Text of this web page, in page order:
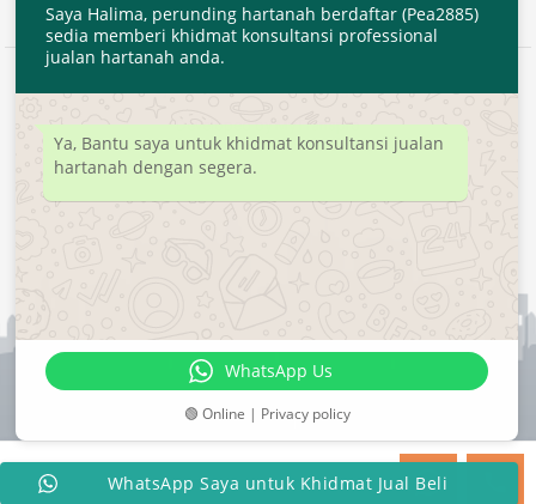
Developed byMyTranspro
Saya Halima, perunding hartanah berdaftar (Pea2885)
sedia memberi khidmat konsultansi professional
jualan hartanah anda.
Ya, Bantu saya untuk khidmat konsultansi jualan
hartanah dengan segera.
WhatsApp Us
🟢 Online | Privacy policy
WhatsApp Saya untuk Khidmat Jual Beli